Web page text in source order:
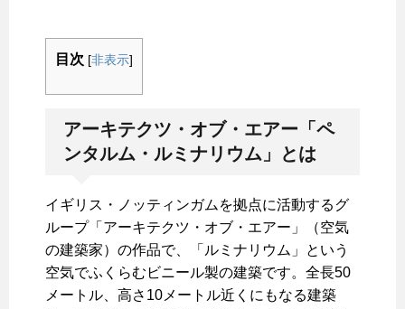
目次 [非表示]
アーキテクツ・オブ・エアー「ペ
ンタルム・ルミナリウム」とは
イギリス・ノッティンガムを拠点に活動するグ
ループ「アーキテクツ・オブ・エアー」（空気
の建築家）の作品で、「ルミナリウム」という
空気でふくらむビニール製の建築です。全長50
メートル、高さ10メートル近くにもなる建築